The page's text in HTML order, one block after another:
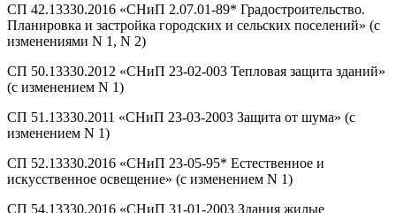
СП 42.13330.2016 «СНиП 2.07.01-89* Градостроительство.
Планировка и застройка городских и сельских поселений» (с
изменениями N 1, N 2)
СП 50.13330.2012 «СНиП 23-02-003 Тепловая защита зданий»
(с изменением N 1)
СП 51.13330.2011 «СНиП 23-03-2003 Защита от шума» (с
изменением N 1)
СП 52.13330.2016 «СНиП 23-05-95* Естественное и
искусственное освещение» (с изменением N 1)
СП 54.13330.2016 «СНиП 31-01-2003 Здания жилые